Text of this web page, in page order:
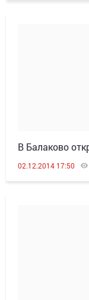
В Балаково
02.12.2014 17:50